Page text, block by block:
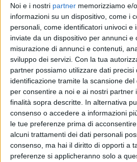
Noi e i nostri partner memorizziamo e/
informazioni su un dispositivo, come i
personali, come identificatori univoci e
inviate da un dispositivo per annunci e
misurazione di annunci e contenuti,
sviluppo dei servizi. Con la tua
partner possiamo utilizzare dati precisi
identificazione tramite la scansione
per consentire a noi e ai nostri partner
finalità sopra descritte. In alternativa
consenso o accedere a informazioni
le tue preferenze prima di
alcuni trattamenti dei dati personali
consenso, ma hai il diritto di opporti a
preferenze si applicheranno solo a
-nome;
-cognome;
-datadinascita;
-numeroditesseradi
-cittàeprovinciadi residenza;
-datain cui si vorrebbe